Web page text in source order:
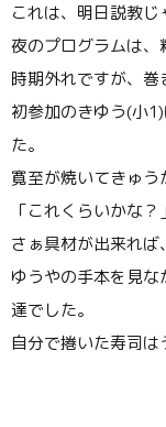
これは、明日説教じ
夜のプログラムは、
時期外れですが、巻
初参加のきゆう(小
た。
寛至が焼いてきゅ
「これくらいかな
さぁ具材が出来れば
ゆうやの手本を見
達でした。
自分で捲いた寿司は